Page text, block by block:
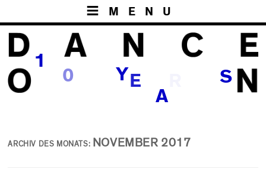
MENU
1
0 Y
A
S
ARCHIV DES MONATS: NOVEMBER 2017